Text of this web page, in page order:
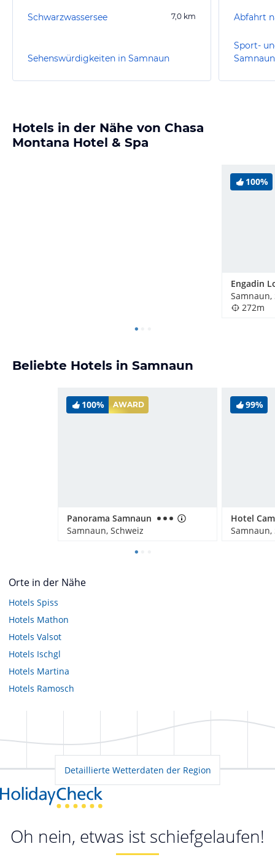
Schwarzwassersee 7,0 km
Sehenswürdigkeiten in Samnaun
Abfahrt
Sport-
Samnaun
Hotels in der Nähe von Chasa
Montana Hotel & Spa
100%
Samnaun,
272m
Beliebte Hotels in Samnaun
100% AWARD
Panorama Samnaun
Samnaun, Schweiz
99%
Hotel
Samnaun,
Orte in der Nähe
Hotels Spiss
Hotels Mathon
Hotels Valsot
Hotels Ischgl
Hotels Martina
Hotels Ramosch
Detaillierte Wetterdaten der Region
Oh nein, etwas ist schiefgelaufen!